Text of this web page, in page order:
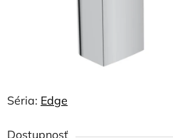
Séria: Edge
Dostupnosť